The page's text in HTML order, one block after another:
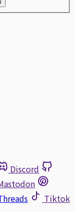
Discord
Tiktok